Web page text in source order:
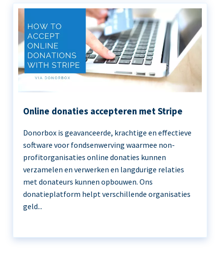
Online donaties accepteren met Stripe
Donorbox is geavanceerde, krachtige en effectieve
software voor fondsenwerving waarmee non-
profitorganisaties online donaties kunnen
verzamelen en verwerken en langdurige relaties
met donateurs kunnen opbouwen. Ons
donatieplatform helpt verschillende organisaties
geld...